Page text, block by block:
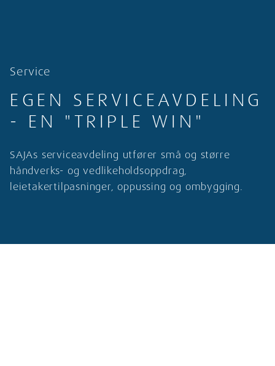
Service
EGEN SERVICEAVDELING
- EN "TRIPLE WIN"
SAJAs serviceavdeling utfører små og større
håndverks- og vedlikeholdsoppdrag​,
leietakertilpasninger, oppussing og ombygging.